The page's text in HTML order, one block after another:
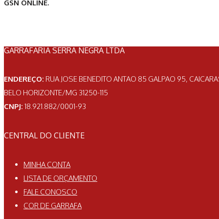
GSN ONLINE.
GARRAFARIA SERRA NEGRA LTDA
ENDEREÇO: RUA JOSE BENEDITO ANTAO 85 GALPAO 95,
BELO HORIZONTE/MG 31250-115
CNPJ: 18.921.882/0001-93
CENTRAL DO CLIENTE
MINHA CONTA
LISTA DE ORÇAMENTO
FALE CONOSCO
COR DE GARRAFA